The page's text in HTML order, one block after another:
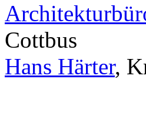
Cottbus
Hans Härter,